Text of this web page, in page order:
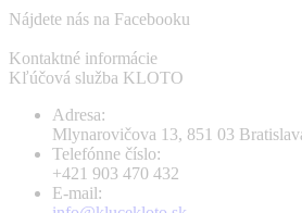
Nájdete nás na Facebooku
Kontaktné informácie
Kľúčová služba KLOTO
Adresa:
Mlynarovičova 13, 851 03
Telefónne číslo:
+421 903 470 432
E-mail: